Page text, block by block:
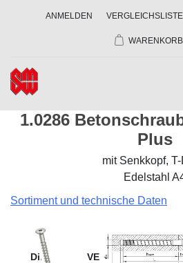
ANMELDEN VERGLEICHSLISTE
WARENKORB
1.0286
Plus
mit Senkkopf,
Edelstahl
Sortiment und technische Daten
Dim VE Preise in